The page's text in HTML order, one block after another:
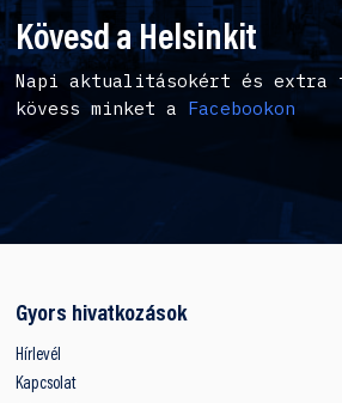
Kövesd a Helsinkit
Napi aktualitásokért és extra
kövess minket a Facebookon
Gyors hivatkozások
Hírlevél
Kapcsolat